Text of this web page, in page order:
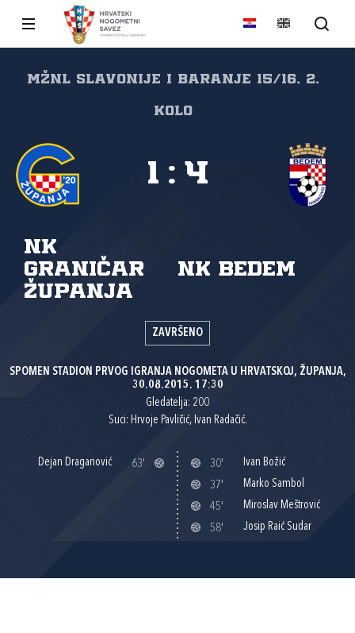
MŽNL Slavonije i Baranje 15/16, 2.
kolo
NK
Graničar
Županja
NK Bedem
1 : 4
ZAVRŠENO
SPOMEN STADION PRVOG IGRANJA NOGOMETA U HRVATSKOJ, ŽUPANJA,
30.08.2015. 17:30
Gledatelja: 200
Suci: Hrvoje Pavličić, Ivan Radačić.
Dejan Draganović 63' 30'
Ivan Božić
37'
Marko Sambol
45'
Miroslav Meštrović
58'
Josip Raić Sudar